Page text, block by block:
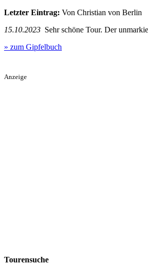
Letzter Eintrag: Von Christian von Berlin
15.10.2023 Sehr schöne Tour. Der
» zum Gipfelbuch
Anzeige
Tourensuche